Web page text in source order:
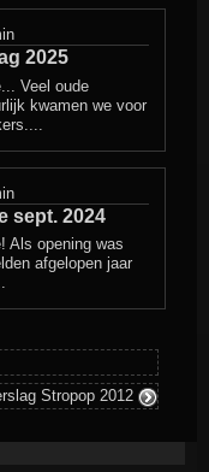
2025
Veel oude
kwamen we voor
sept. 2024
Als opening was
afgelopen jaar
Stropop 2012